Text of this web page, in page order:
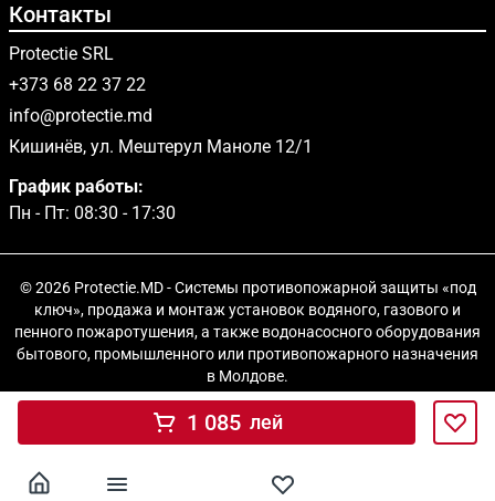
Контакты
Protectie SRL
+373 68 22 37 22
info@protectie.md
Кишинёв, ул. Мештерул Маноле 12/1
График работы:
Пн - Пт: 08:30 - 17:30
© 2026 Protectie.MD - Системы противопожарной защиты «под
ключ», продажа и монтаж установок водяного, газового и
пенного пожаротушения, а также водонасосного оборудования
бытового, промышленного или противопожарного назначения
в Молдове.
1 085 лей